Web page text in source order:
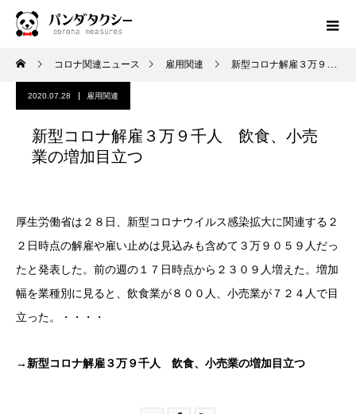
コロナ関連ニュース 雇用関連 新型コロナ解雇３万９千人 飲食、小売業の増加目立つ
2020.07.28 雇用関連
新型コロナ解雇３万９千人 飲食、小売
業の増加目立つ
厚生労働省は２８日、新型コロナウイルス感染拡大に関連する２
２日時点の解雇や雇い止めは見込みも含めて３万９０５９人だっ
たと発表した。前の週の１７日時点から２３０９人増えた。増加
幅を業種別に見ると、飲食業が８００人、小売業が７２４人で目
立った。・・・・
→新型コロナ解雇３万９千人 飲食、小売業の増加目立つ